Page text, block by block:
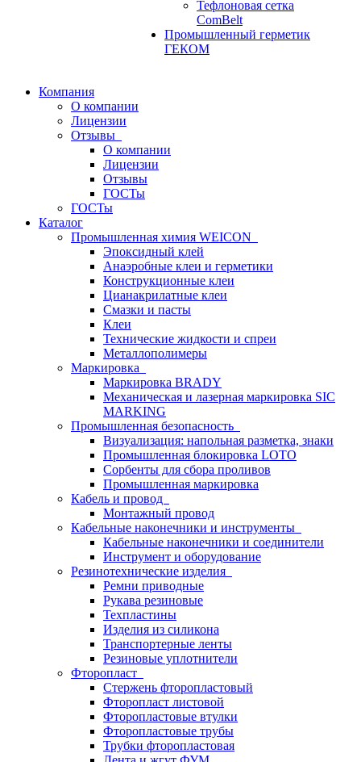
Тефлоновая сетка
ComBelt
Промышленный герметик
ГЕКОМ
Компания
О компании
Лицензии
Отзывы
О компании
Лицензии
Отзывы
ГОСТы
ГОСТы
Каталог
Промышленная химия WEICON
Эпоксидный клей
Анаэробные клеи и герметики
Конструкционные клеи
Цианакрилатные клеи
Смазки и пасты
Клеи
Технические жидкости и спреи
Металлополимеры
Маркировка
Маркировка BRADY
Механическая и лазерная маркировка SIC
MARKING
Промышленная безопасность
Визуализация: напольная разметка, знаки
Промышленная блокировка LOTO
Сорбенты для сбора проливов
Промышленная маркировка
Кабель и провод
Монтажный провод
Кабельные наконечники и инструменты
Кабельные наконечники и соединители
Инструмент и оборудование
Резинотехнические изделия
Ремни приводные
Рукава резиновые
Техпластины
Изделия из силикона
Транспортерные ленты
Резиновые уплотнители
Фторопласт
Стержень фторопластовый
Фторопласт листовой
Фторопластовые втулки
Фторопластовые трубы
Трубки фторопластовая